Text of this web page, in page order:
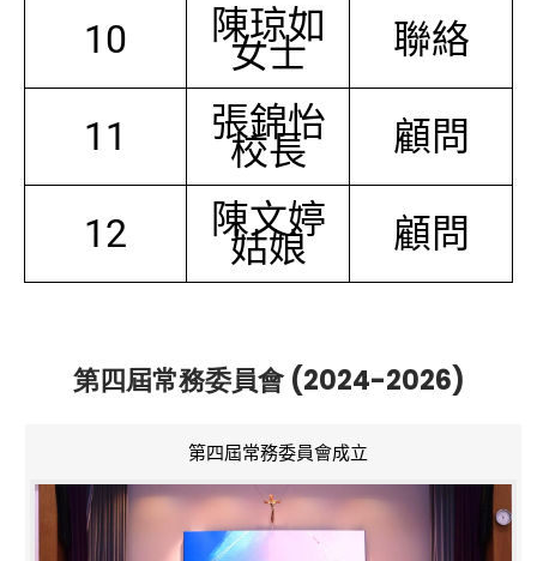
10 陳琼如
女士 聯絡
11 張錦怡
校長 顧問
12 陳文婷
姑娘 顧問
第四屆常務委員會 (2024-2026)
第四屆常務委員會成立